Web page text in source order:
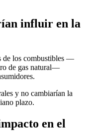
influir en la
de los combustibles —
de gas natural—
y no cambiarían la
plazo.
en el